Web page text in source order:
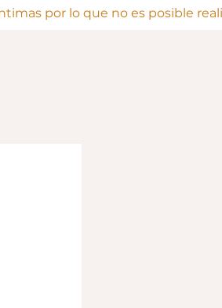
por lo que no es posible